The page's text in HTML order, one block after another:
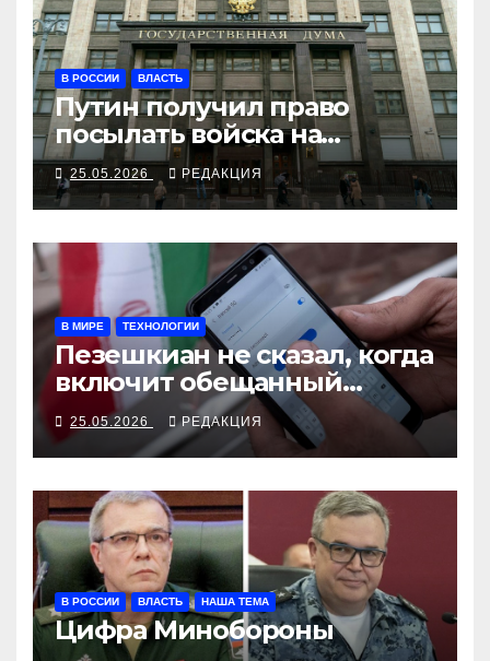
В РОССИИ ВЛАСТЬ
Путин получил право
посылать войска на
отбивание из иностранных
судов
25.05.2026 РЕДАКЦИЯ
В МИРЕ ТЕХНОЛОГИИ
Пезешкиан не сказал, когда
включит обещанный
интернет
25.05.2026 РЕДАКЦИЯ
В РОССИИ ВЛАСТЬ НАША ТЕМА
Цифра Минобороны